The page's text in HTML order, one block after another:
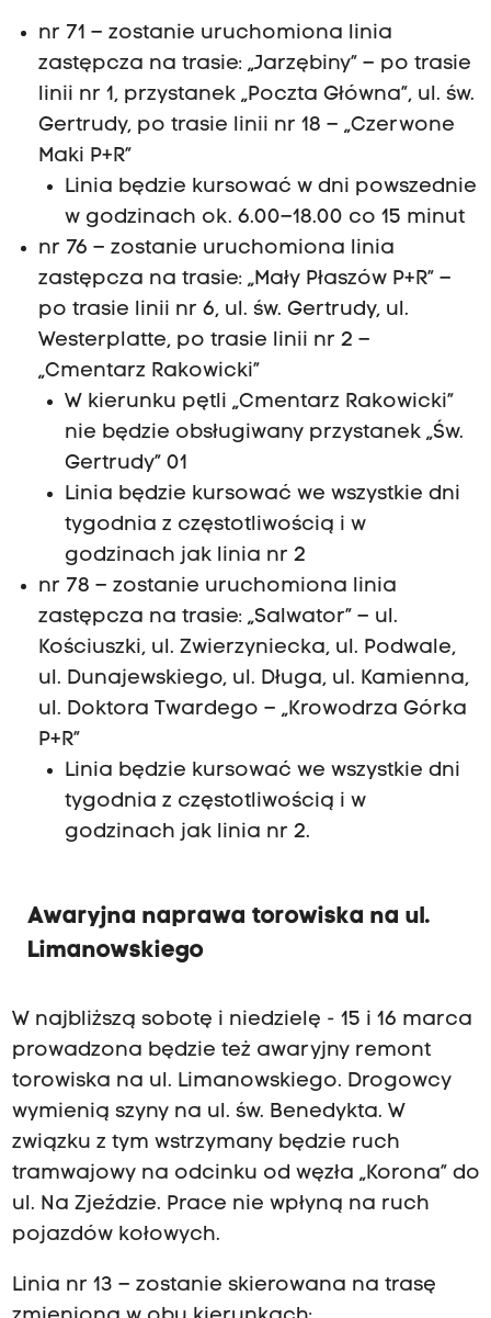
nr 71 – zostanie uruchomiona linia
zastępcza na trasie: „Jarzębiny” – po trasie
linii nr 1, przystanek „Poczta Główna”, ul. św.
Gertrudy, po trasie linii nr 18 – „Czerwone
Maki P+R”
Linia będzie kursować w dni powszednie
w godzinach ok. 6.00–18.00 co 15 minut
nr 76 – zostanie uruchomiona linia
zastępcza na trasie: „Mały Płaszów P+R” –
po trasie linii nr 6, ul. św. Gertrudy, ul.
Westerplatte, po trasie linii nr 2 –
„Cmentarz Rakowicki”
W kierunku pętli „Cmentarz Rakowicki”
nie będzie obsługiwany przystanek „Św.
Gertrudy” 01
Linia będzie kursować we wszystkie dni
tygodnia z częstotliwością i w
godzinach jak linia nr 2
nr 78 – zostanie uruchomiona linia
zastępcza na trasie: „Salwator” – ul.
Kościuszki, ul. Zwierzyniecka, ul. Podwale,
ul. Dunajewskiego, ul. Długa, ul. Kamienna,
ul. Doktora Twardego – „Krowodrza Górka
P+R”
Linia będzie kursować we wszystkie dni
tygodnia z częstotliwością i w
godzinach jak linia nr 2.
Awaryjna naprawa torowiska na ul.
Limanowskiego
W najbliższą sobotę i niedzielę - 15 i 16 marca
prowadzona będzie też awaryjny remont
torowiska na ul. Limanowskiego. Drogowcy
wymienią szyny na ul. św. Benedykta. W
związku z tym wstrzymany będzie ruch
tramwajowy na odcinku od węzła „Korona” do
ul. Na Zjeździe. Prace nie wpłyną na ruch
pojazdów kołowych.
Linia nr 13 – zostanie skierowana na trasę